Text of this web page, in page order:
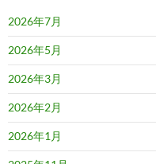
2026年7月
2026年5月
2026年3月
2026年2月
2026年1月